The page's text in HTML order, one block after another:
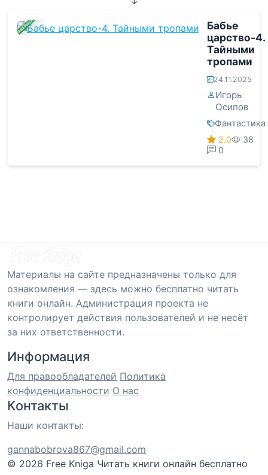
ЗАВЕРШЕНА
Бабье
царство-4.
Тайными
тропами
24.11.2025
Игорь
Осипов
Фантастика
2.0
38
0
Материалы на сайте предназначены только для
ознакомления — здесь можно бесплатно читать
книги онлайн. Администрация проекта не
контролирует действия пользователей и не несёт
за них ответственности.
Информация
Для правообладателей Политика
конфиденциальности О нас
Контакты
Наши контакты:
gannabobrova867@gmail.com
© 2026 Free Kniga Читать книги онлайн бесплатно